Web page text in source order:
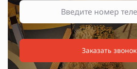
Заказать звонок